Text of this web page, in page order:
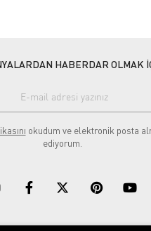
HABERDAR OLMAK
okudum ve elektronik posta
ediyorum.